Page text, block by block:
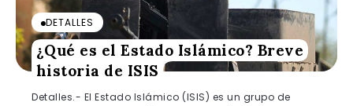
DETALLES
¿Qué es el Estado Islámico? Breve
historia de ISIS
Detalles.- El Estado Islámico (ISIS) es un grupo de